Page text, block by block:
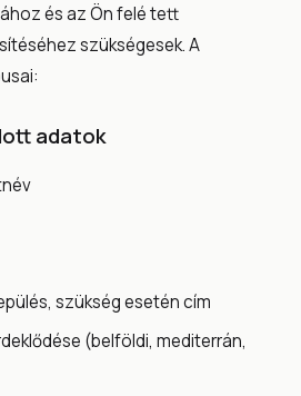
és az Ön felé tett
szükségesek. A
adatok
szükség esetén cím
(belföldi, mediterrán,